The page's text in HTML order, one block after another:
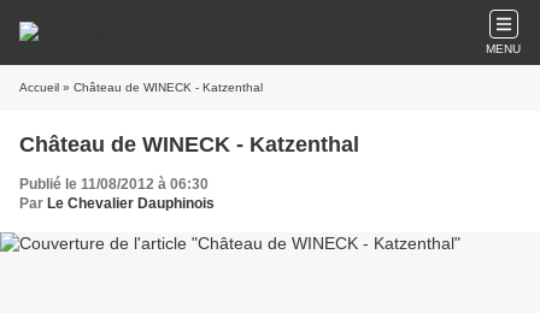
MENU
Accueil » Château de WINECK - Katzenthal
Château de WINECK - Katzenthal
Publié le 11/08/2012 à 06:30
Par Le Chevalier Dauphinois